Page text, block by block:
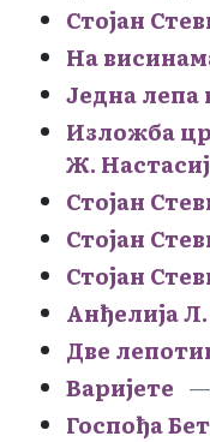
Стојан
На
Једна лепа
Изложба
Ж.
Стојан
Стојан
Стојан
Анђелија
Две
Варијете
Госпођа